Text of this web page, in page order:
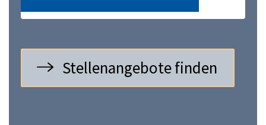
Stellenangebote finden